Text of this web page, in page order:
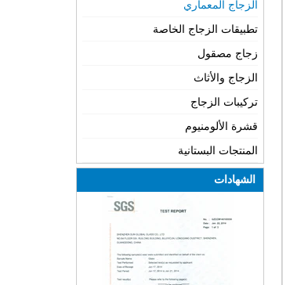
الزجاج المعماري
تطبيقات الزجاج الخاصة
زجاج مصقول
الزجاج والأثاث
تركيبات الزجاج
قشرة الألومنيوم
المنتجات البستانية
الشهادات